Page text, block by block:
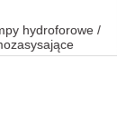
hydroforowe /